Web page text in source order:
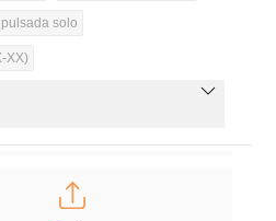
solo
XX)